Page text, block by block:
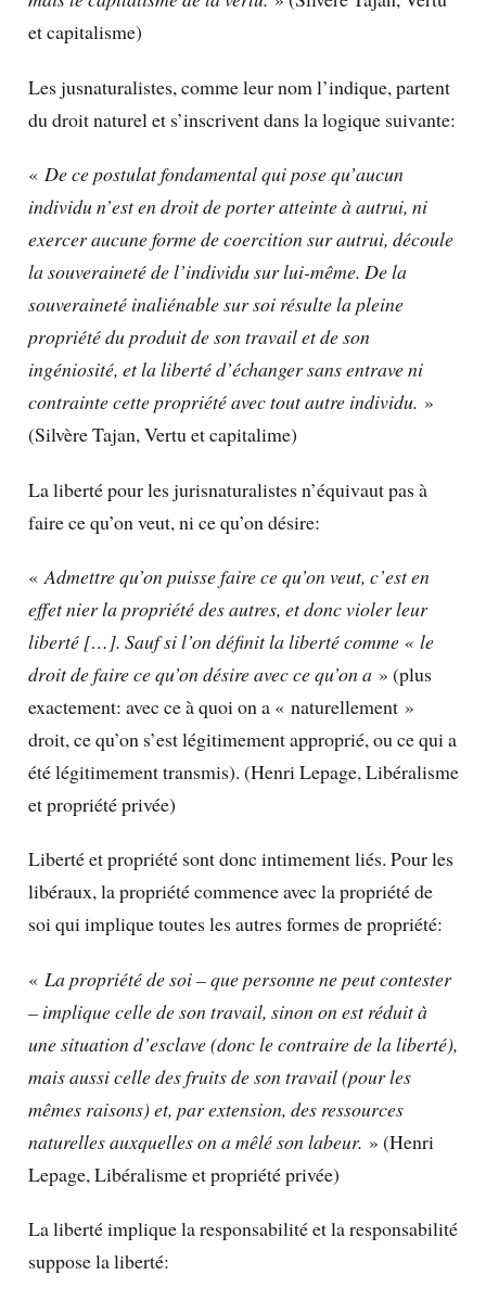
et capitalisme)
Les jusnaturalistes, comme leur nom l’indique, partent
du droit naturel et s’inscrivent dans la logique suivante:
« De ce postulat fondamental qui pose qu’aucun
individu n’est en droit de porter atteinte à autrui, ni
exercer aucune forme de coercition sur autrui, découle
la souveraineté de l’individu sur lui-même. De la
souveraineté inaliénable sur soi résulte la pleine
propriété du produit de son travail et de son
ingéniosité, et la liberté d’échanger sans entrave ni
contrainte cette propriété avec tout autre individu. »
(Silvère Tajan, Vertu et capitalime)
La liberté pour les jurisnaturalistes n’équivaut pas à
faire ce qu’on veut, ni ce qu’on désire:
«Admettre qu’on puisse faire ce qu’on veut, c’est en
effet nier la propriété des autres, et donc violer leur
liberté […]. Sauf si l’on définit la liberté comme « le
droit de faire ce qu’on désire avec ce qu’on a » (plus
exactement: avec ce à quoi on a « naturellement »
droit, ce qu’on s’est légitimement approprié, ou ce qui a
été légitimement transmis). (Henri Lepage, Libéralisme
et propriété privée)
Liberté et propriété sont donc intimement liés. Pour les
libéraux, la propriété commence avec la propriété de
soi qui implique toutes les autres formes de propriété:
« La propriété de soi – que personne ne peut contester
– implique celle de son travail, sinon on est réduit à
une situation d’esclave (donc le contraire de la liberté),
mais aussi celle des fruits de son travail (pour les
mêmes raisons) et, par extension, des ressources
naturelles auxquelles on a mêlé son labeur. » (Henri
Lepage, Libéralisme et propriété privée)
La liberté implique la responsabilité et la responsabilité
suppose la liberté: